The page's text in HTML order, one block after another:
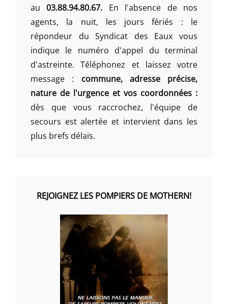
au03.88.94.80.67. En l'absence de nos
agents, la nuit, les jours fériés : le
répondeur du Syndicat des Eaux vous
indique le numéro d'appel du terminal
d'astreinte. Téléphonez et laissez votre
message : commune, adresse précise,
nature de l'urgence et vos coordonnées :
dès que vous raccrochez, l'équipe de
secours est alertée et intervient dans les
plus brefs délais.
REJOIGNEZ LES POMPIERS DE MOTHERN!